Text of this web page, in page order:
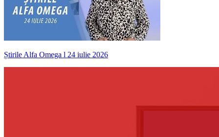
Știrile Alfa Omega l 24 iulie 2026